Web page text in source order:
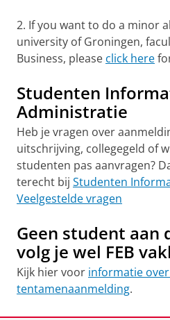
2. If you want to do a minor
university of Groningen,
Business, please click here
Studenten
Administratie
Heb je vragen over
uitschrijving, collegegeld of
studenten pas aanvragen?
terecht bij Studenten
Veelgestelde vragen
Geen student aan
volg je wel FEB
Kijk hier voor informatie over
tentamenaanmelding.